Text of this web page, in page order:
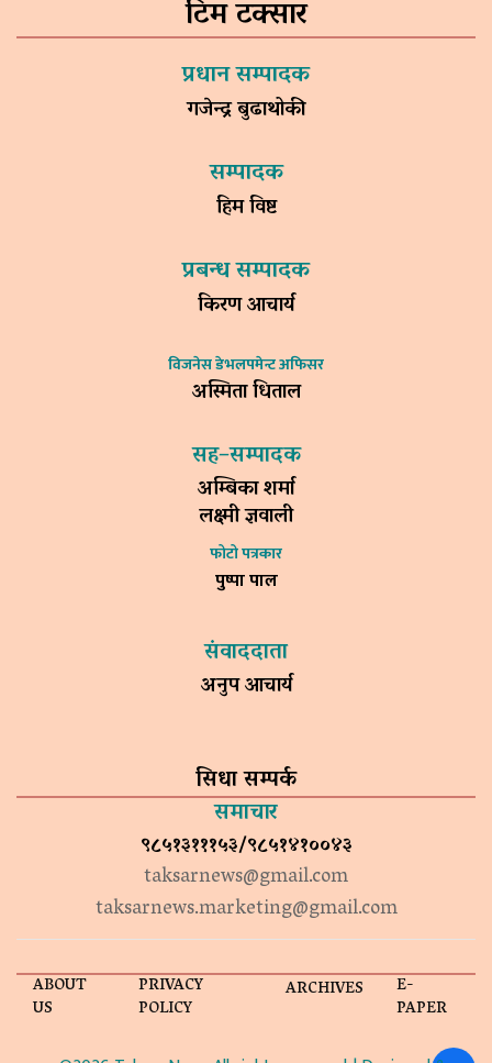
टिम टक्सार
प्रधान सम्पादक
गजेन्द्र बुढाथोकी
सम्पादक
हिम विष्ट
प्रबन्ध सम्पादक
किरण आचार्य
विजनेस डेभलपमेन्ट अफिसर
अस्मिता धिताल
सह–सम्पादक
अम्बिका शर्मा
लक्ष्मी ज्ञवाली
फोटो पत्रकार
पुष्पा पाल
संवाददाता
अनुप आचार्य
सिधा सम्पर्क
समाचार
९८५१३१११५३/९८५१४१००४३
taksarnews@gmail.com
taksarnews.marketing@gmail.com
ABOUT
US
PRIVACY
POLICY
ARCHIVES E-
PAPER